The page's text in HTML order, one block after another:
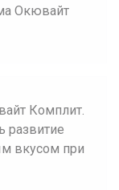
Окювайт
Комплит.
развитие
вкусом при